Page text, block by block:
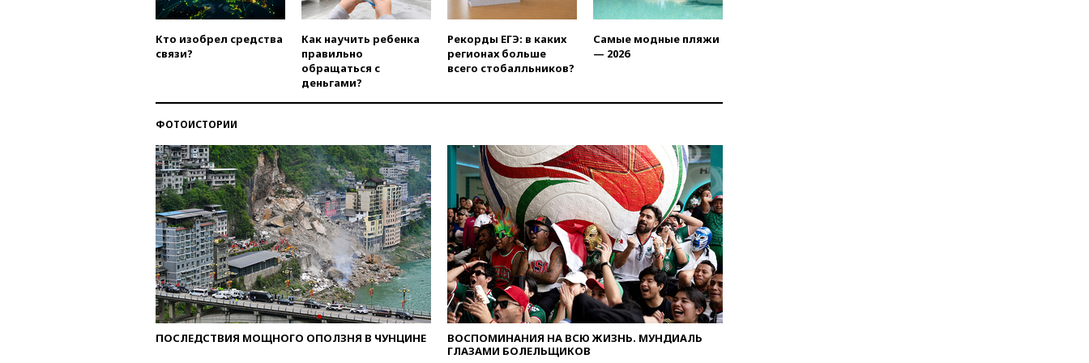
программу по открытию
партнерских хабов
13:53
Сенаторы Аргентины
одобрили скандальный
законопроект о частной
крайне низкого уровня
13:16«Родина» просит
Верховный суд снять «Яблоко»
с выборов
13:11Путин обсудил с
президентом ОАЭ ситуацию в
Персидском заливе и на
Украине
13:09Суд обязал москвичку
выселить из квартиры
крокодила, лису и других
животных
Кто изобрел средства
связи?
Как научить ребенка
правильно
обращаться с
деньгами?
Рекорды ЕГЭ: в каких
регионах больше
всего стобалльников?
Самые модные пляжи
— 2026
ФОТОИСТОРИИ
ПОСЛЕДСТВИЯ МОЩНОГО ОПОЛЗНЯ В ЧУНЦИНЕ
ВОСПОМИНАНИЯ НА ВСЮ ЖИЗНЬ. МУНДИАЛЬ
ГЛАЗАМИ БОЛЕЛЬЩИКОВ